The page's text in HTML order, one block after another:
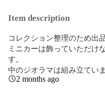
Item description
コレクション整理のため出
ミニカーは飾っていただけ
す。
中のジオラマは組み立ていま
2 months ago